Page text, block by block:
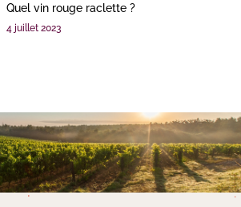
Quel vin rouge raclette ?
4 juillet 2023